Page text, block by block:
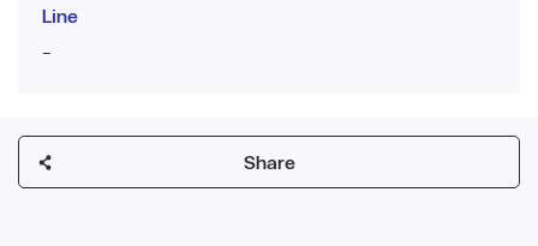
Line
-
Share